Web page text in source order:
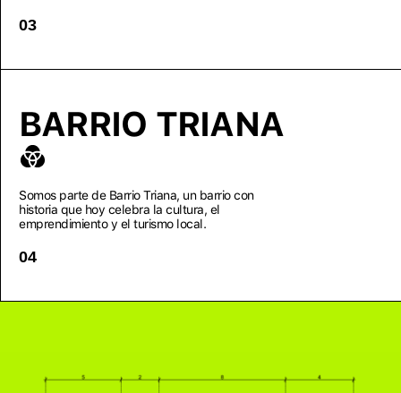
03
BARRIO TRIANA
Somos parte de Barrio Triana, un barrio con
historia que hoy celebra la cultura, el
emprendimiento y el turismo local.
04